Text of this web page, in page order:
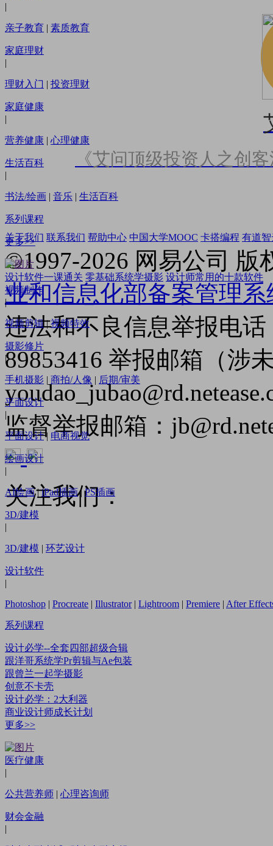
|
亲子教育 | 素质教育
家庭理财
|
理财入门 | 投资理财
家庭健康
|
营养健康 | 心理健康
生活百科
|
书法/绘画 | 音乐 | 生活百科
系列课程
更多>>
设计软件一课通关 零基础系统学摄影 设计师常用的十款软件
视频制作
|
视频剪辑 | 视频特效
摄影修片
|
手机摄影 | 商拍/人像 | 后期/审美
平面设计
|
平面设计 | 电商视觉
绘画设计
|
AI绘画 | iPad插画 | PS插画
3D/建模
|
3D/建模 | 环艺设计
设计软件
|
Photoshop | Procreate | Illustrator | Lightroom | Premiere | After
系列课程
设计必学--全套四部超级合辑
跟洋哥系统学Pr剪辑与Ae包装
跟曾兰一起学摄影
创意不卡壳
设计必学：2大利器
商业设计师成长计划
更多>>
医疗健康
|
公共营养师 | 心理咨询师
财会金融
|
《艾问顶级投资人之创
关于我们 联系我们 帮助中心 中国大学MOOC 卡搭编程 有道智
©1997-2026 网易公司 版
业和信息化部备案管理系
违法和不良信息举报电
89853416 举报邮箱（涉
监督举报邮箱：
关注我们：